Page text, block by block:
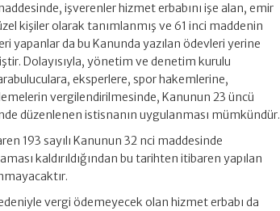
işverenler hizmet erbabını işe alan, emir
kişiler olarak tanımlanmış ve 61 inci maddenin
yapanlar da bu Kanunda yazılan ödevleri yerine
Dolayısıyla, yönetim ve denetim kurulu
eksperlere, spor hakemlerine,
vergilendirilmesinde, Kanunun 23 üncü
düzenlenen istisnanın uygulanması mümkündür.
193 sayılı Kanunun 32 nci maddesinde
kaldırıldığından bu tarihten itibaren yapılan
vergi ödemeyecek olan hizmet erbabı da